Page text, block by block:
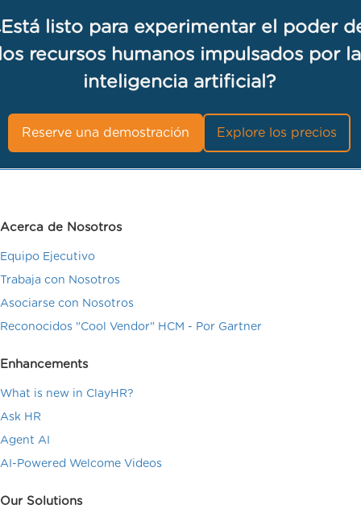
listo para experimentar el poder
recursos humanos impulsados por la
inteligencia artificial?
Reserve una demostración Explore los precios
Acerca de Nosotros
Equipo Ejecutivo
Trabaja con Nosotros
Asociarse con Nosotros
Reconocidos "Cool Vendor" HCM - Por Gartner
Enhancements
What is new in ClayHR?
Ask HR
Agent AI
AI-Powered Welcome Videos
Our Solutions